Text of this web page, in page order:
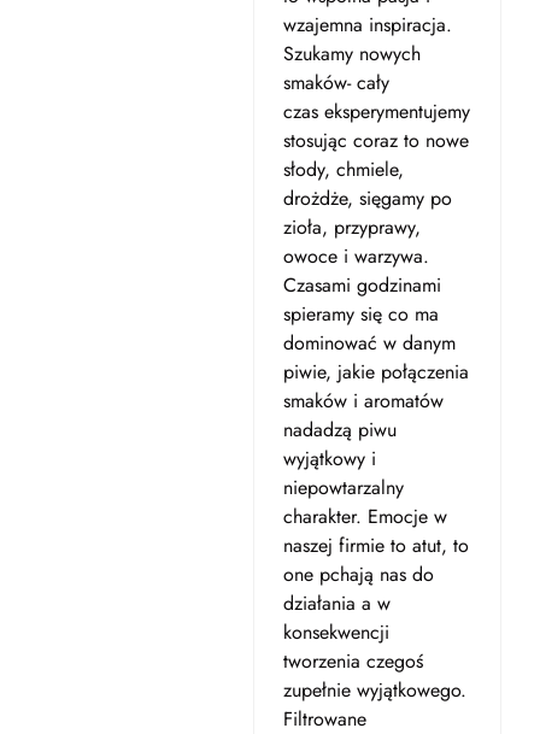
wzajemna inspiracja.
Szukamy nowych
smaków- cały
czas eksperymentujemy
stosując coraz to nowe
słody, chmiele,
drożdże, sięgamy po
zioła, przyprawy,
owoce i warzywa.
Czasami godzinami
spieramy się co ma
dominować w danym
piwie, jakie połączenia
smaków i aromatów
nadadzą piwu
wyjątkowy i
niepowtarzalny
charakter. Emocje w
naszej firmie to atut, to
one pchają nas do
działania a w
konsekwencji
tworzenia czegoś
zupełnie wyjątkowego.
Filtrowane